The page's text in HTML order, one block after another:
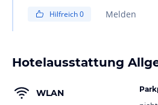
längere Zeit verhält kann ich
Hilfreich0 Melden
Hotelausstattung
WLAN